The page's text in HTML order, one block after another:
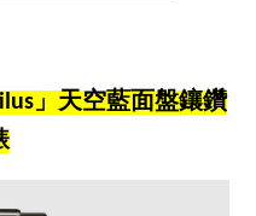
」天空藍面盤鑲鑽